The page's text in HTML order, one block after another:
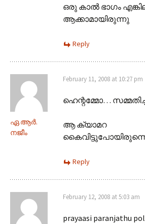
ഒരു കാല്‍ ഭാഗം
ആക്കാമായിരുന്നു
Reply
ഏ.ആര്‍.
നജീം
February 11, 2008 at 10:27 pm
ഹെന്റമ്മോ…
ആ ക്യാമറ
Reply
February 12, 2008 at 5:03 am
prayaasi paranjathu